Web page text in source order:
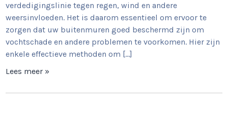
verdedigingslinie tegen regen, wind en andere
weersinvloeden. Het is daarom essentieel om ervoor te
zorgen dat uw buitenmuren goed beschermd zijn om
vochtschade en andere problemen te voorkomen. Hier zijn
enkele effectieve methoden om […]
Lees meer »